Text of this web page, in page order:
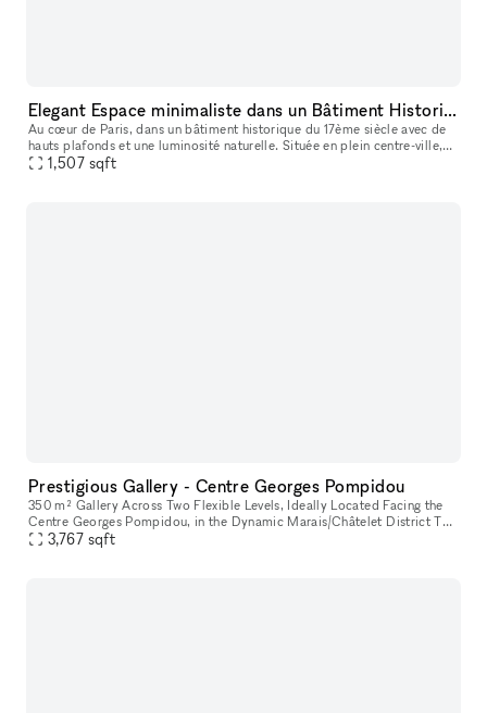
Elegant Espace minimaliste dans un Bâtiment Historique, Palais-Royal/ Louvre
Au cœur de Paris, dans un bâtiment historique du 17ème siècle avec de
hauts plafonds et une luminosité naturelle. Située en plein centre-ville,
ce lieu est parfait pour des événements éphémères ou de
1,507 sqft
Prestigious Gallery - Centre Georges Pompidou
350 m² Gallery Across Two Flexible Levels, Ideally Located Facing the
Centre Georges Pompidou, in the Dynamic Marais/Châtelet District This
exceptional space offers a modern, versatile environment,
3,767 sqft